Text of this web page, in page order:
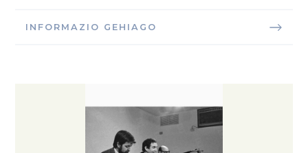
INFORMAZIO GEHIAGO